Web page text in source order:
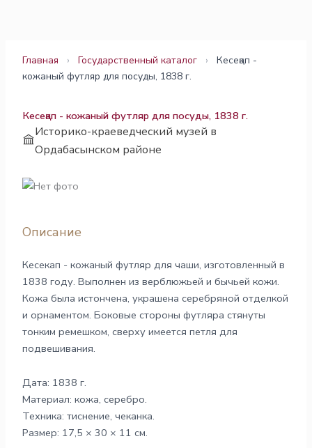
Главная › Государственный каталог ›
Кесеқап -
кожаный футляр для посуды, 1838 г.
Кесеқап - кожаный футляр для посуды, 1838 г.
Историко-краеведческий музей в
Ордабасынском районе
Описание
Кесекап - кожаный футляр для чаши, изготовленный в
1838 году. Выполнен из верблюжьей и бычьей кожи.
Кожа была истончена, украшена серебряной отделкой
и орнаментом. Боковые стороны футляра стянуты
тонким ремешком, сверху имеется петля для
подвешивания.
Дата: 1838 г.
Материал: кожа, серебро.
Техника: тиснение, чеканка.
Размер: 17,5 × 30 × 11 см.